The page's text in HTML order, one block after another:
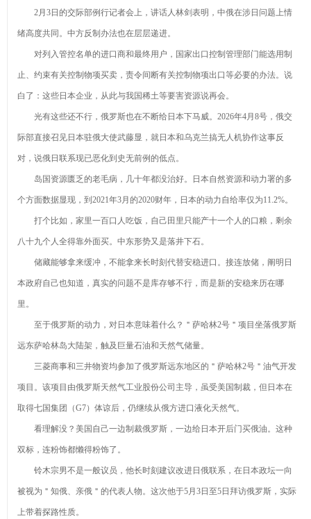
2月3日的交际部例行记者会上，讲话人林剑表明，中俄在涉日问题上情
绪高度共同。中方反制办法也在层层递进。
对列入管控名单的进口商和最终用户，国家出口控制管理部门能选用制
止、约束有关控制物项买卖，责令间断有关控制物项出口等必要的办法。说
白了：这些日本企业，从此与我国稀土等要害资源说再会。
光有这些还不行，俄罗斯也在不断给日本下马威。2026年4月8号，俄交
际部直接召见日本驻俄大使武藤显，就日本和乌克兰搞无人机协作这事反
对，说俄日联系现已恶化到史无前例的低点。
岛国资源匮乏的老毛病，几十年都没治好。日本自然资源和动力署的多
个方面数据显现，到2021年3月的2020财年，日本的动力自给率仅为11.2%。
打个比如，家里一百口人吃饭，自己田里只能产十一个人的口粮，剩余
八十九个人全得靠外面买。中东形势又是落井下石。
储藏能够拿来缓冲，不能拿来长时刻代替安稳进口。接连放储，阐明日
本政府自己也知道，真实的问题不是库存够不行，而是新的安稳来历在哪
里。
至于俄罗斯的动力，对日本意味着什么？＂萨哈林2号＂项目坐落俄罗斯
远东萨哈林岛大陆架，触及巨量石油和天然气储量。
三菱商事和三井物资均参加了俄罗斯远东地区的＂萨哈林2号＂油气开发
项目。该项目由俄罗斯天然气工业股份公司主导，虽受美国制裁，但日本在
取得七国集团（G7）体谅后，仍继续从俄方进口液化天然气。
看理解没？美国自己一边制裁俄罗斯，一边给日本开后门买俄油。这种
双标，连粉饰都懒得粉饰了。
铃木宗男不是一般议员，他长时刻建议改进日俄联系，在日本政坛一向
被视为＂知俄、亲俄＂的代表人物。这次他于5月3日至5日拜访俄罗斯，实际
上带着探路性质。